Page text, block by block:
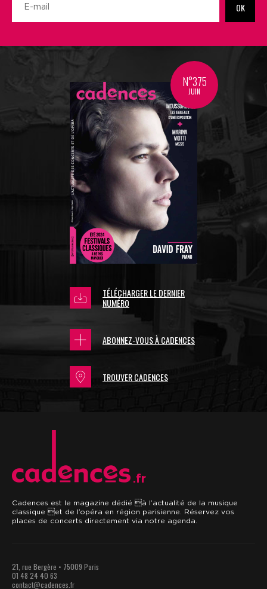
OK
N°375
JUIN
TÉLÉCHARGER LE DERNIER
NUMÉRO
ABONNEZ-VOUS À CADENCES
TROUVER CADENCES
.fr
Cadences est le magazine dédié à l’actualité de la musique
classique et de l’opéra en région parisienne. Réservez vos
places de concerts directement via notre agenda.
21, rue Bergère • 75009 Paris
01 48 24 40 63
contact@cadences.fr